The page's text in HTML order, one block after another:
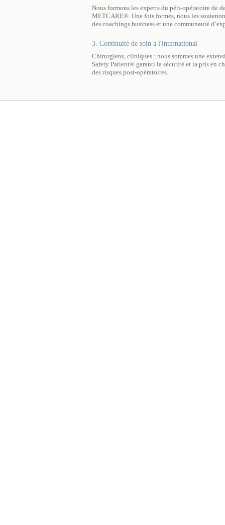
Nous formons les experts du péri-opératoire de
METCARE®. Une fois formés, nous les
des coachings business et une communauté
3. Continuité de soin à l'international
Chirurgiens, cliniques : nous sommes une
Safety Patient® garanti la sécurité et la pris en
des risques post-opératoires.